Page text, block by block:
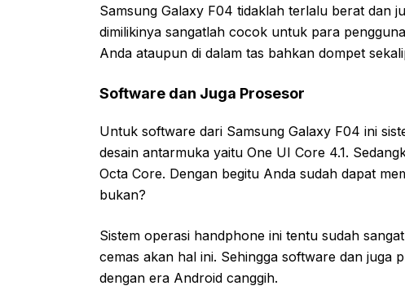
Samsung Galaxy F04 tidaklah terlalu berat dan
dimilikinya sangatlah cocok untuk para
Anda ataupun di dalam tas bahkan dompet
Software dan Juga Prosesor
Untuk software dari Samsung Galaxy F04 ini
desain antarmuka yaitu One UI Core 4.1.
Octa Core. Dengan begitu Anda sudah dapat
bukan?
Sistem operasi handphone ini tentu sudah
cemas akan hal ini. Sehingga software dan juga
dengan era Android canggih.